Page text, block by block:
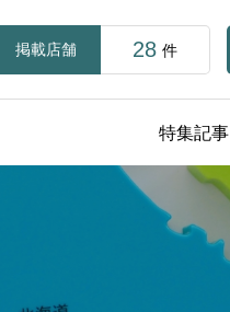
掲載店舗 28 件
特集記事